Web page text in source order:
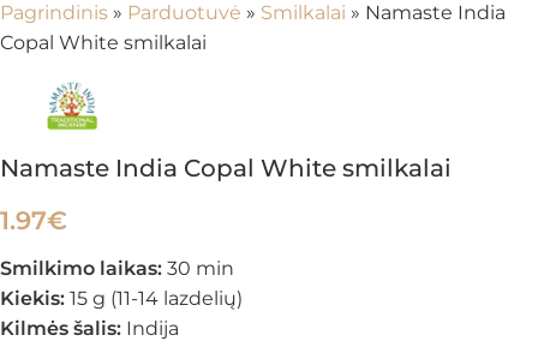
Pagrindinis » Parduotuvė » Smilkalai » Namaste India
Copal White smilkalai
Namaste India Copal White smilkalai
1.97€
Smilkimo laikas: 30 min
Kiekis: 15 g (11-14 lazdelių)
Kilmės šalis: Indija